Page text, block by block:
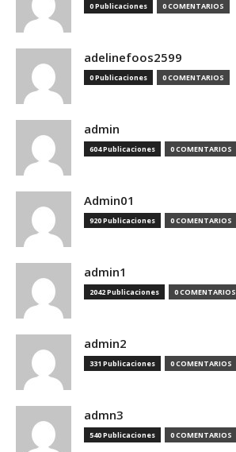
0 Publicaciones 0 COMENTARIOS
adelinefoos2599
0 Publicaciones 0 COMENTARIOS
admin
604 Publicaciones 0 COMENTARIOS
Admin01
920 Publicaciones 0 COMENTARIOS
admin1
2042 Publicaciones 0 COMENTARIOS
admin2
331 Publicaciones 0 COMENTARIOS
admn3
540 Publicaciones 0 COMENTARIOS